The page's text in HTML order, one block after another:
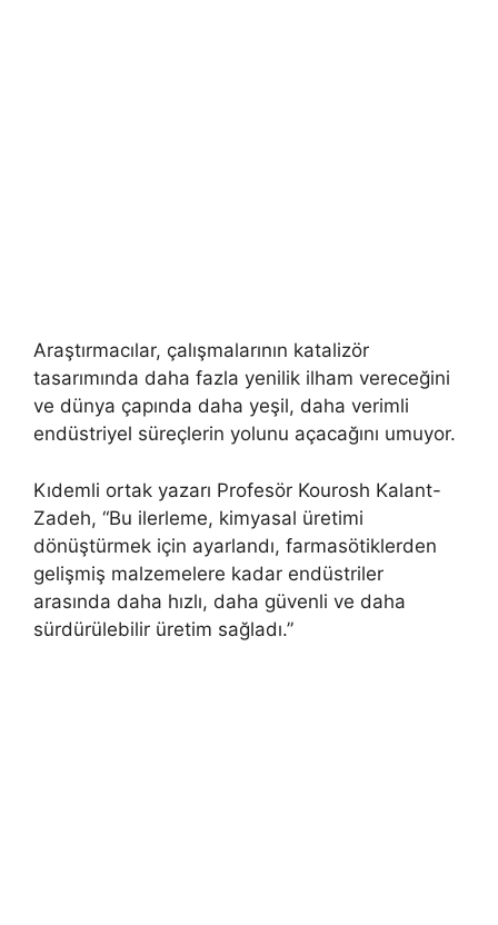
Araştırmacılar, çalışmalarının katalizör
tasarımında daha fazla yenilik ilham vereceğini
ve dünya çapında daha yeşil, daha verimli
endüstriyel süreçlerin yolunu açacağını umuyor.
Kıdemli ortak yazarı Profesör Kourosh Kalant-
Zadeh, “Bu ilerleme, kimyasal üretimi
dönüştürmek için ayarlandı, farmasötiklerden
gelişmiş malzemelere kadar endüstriler
arasında daha hızlı, daha güvenli ve daha
sürdürülebilir üretim sağladı.”